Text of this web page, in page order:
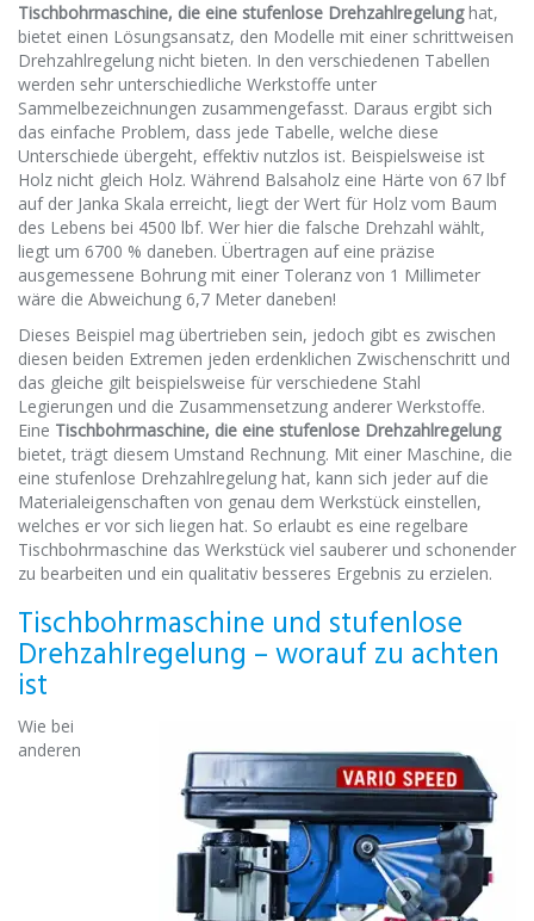
Tischbohrmaschine, die eine stufenlose Drehzahlregelunghat,
bietet einen Lösungsansatz, den Modelle mit einer schrittweisen
Drehzahlregelung nicht bieten. In den verschiedenen Tabellen
werden sehr unterschiedliche Werkstoffe unter
Sammelbezeichnungen zusammengefasst. Daraus ergibt sich
das einfache Problem, dass jede Tabelle, welche diese
Unterschiede übergeht, effektiv nutzlos ist. Beispielsweise ist
Holz nicht gleich Holz. Während Balsaholz eine Härte von 67 lbf
auf der Janka Skala erreicht, liegt der Wert für Holz vom Baum
des Lebens bei 4500 lbf. Wer hier die falsche Drehzahl wählt,
liegt um 6700 % daneben. Übertragen auf eine präzise
ausgemessene Bohrung mit einer Toleranz von 1 Millimeter
wäre die Abweichung 6,7 Meter daneben!
Dieses Beispiel mag übertrieben sein, jedoch gibt es zwischen
diesen beiden Extremen jeden erdenklichen Zwischenschritt und
das gleiche gilt beispielsweise für verschiedene Stahl
Legierungen und die Zusammensetzung anderer Werkstoffe.
Eine Tischbohrmaschine, die eine stufenlose Drehzahlregelung
bietet, trägt diesem Umstand Rechnung. Mit einer Maschine, die
eine stufenlose Drehzahlregelung hat, kann sich jeder auf die
Materialeigenschaften von genau dem Werkstück einstellen,
welches er vor sich liegen hat. So erlaubt es eine regelbare
Tischbohrmaschine das Werkstück viel sauberer und schonender
zu bearbeiten und ein qualitativ besseres Ergebnis zu erzielen.
Tischbohrmaschine und stufenlose
Drehzahlregelung – worauf zu achten
ist
Wie bei
anderen